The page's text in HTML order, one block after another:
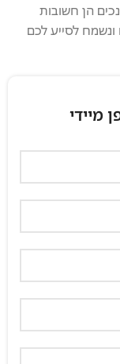
הן חשובות
ונשמח לסייע לכם
מיידי